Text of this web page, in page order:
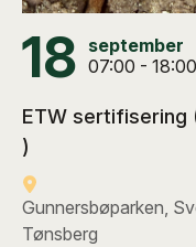
18 september
07:00 - 18:00
ETW sertifisering
)
Gunnersbøparken,
Tønsberg